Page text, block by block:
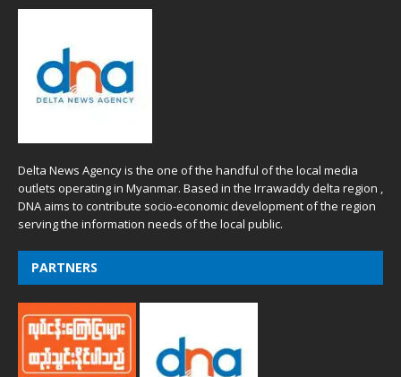
Delta News Agency is the one of the handful of the local media
outlets operating in Myanmar. Based in the Irrawaddy delta region ,
DNA aims to contribute socio-economic development of the region
serving the information needs of the local public.
PARTNERS